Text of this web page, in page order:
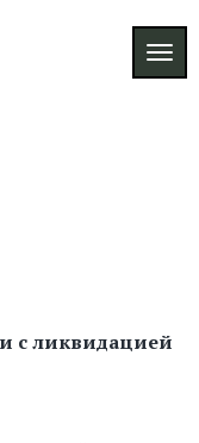
с ликвидацией